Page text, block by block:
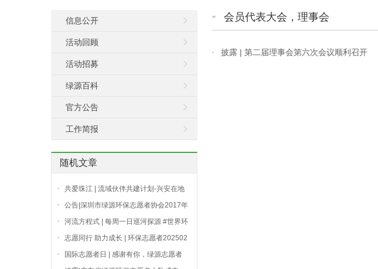
会员代表大会，理事会
披露 | 第二届理事会第六次会议顺利召开
信息公开
活动回顾
活动招募
绿源百科
官方公告
工作简报
随机文章
共爱珠江 | 流域伙伴共建计划-兴安在地
行动
公告|深圳市绿源环保志愿者协会2017年
度主要活动安排
河流方程式 | 每周一日巡河探源 #世界环
境日#特别策划
志愿同行 助力成长 | 环保志愿者202502
期“双碳”战略主题
国际志愿者日 | 感谢有你，绿源志愿者